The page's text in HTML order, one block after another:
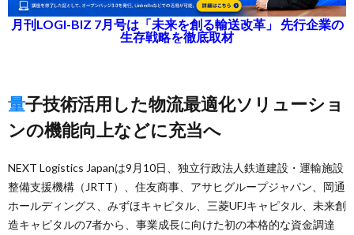
月刊LOGI-BIZ 7月号は「未来を創る輸送改革」 先行企業の
生存戦略を徹底取材
量子技術活用した物流最適化ソリューショ
ンの機能向上などに充当へ
NEXT Logistics Japanは9月10日、独立行政法人鉄道建設・運輸施設
整備支援機構（JRTT）、住友商事、アサヒグループジャパン、岡通
ホールディングス、みずほキャピタル、三菱UFJキャピタル、未来創
造キャピタルの7者から、事業成長に向けた初の本格的な資金調達